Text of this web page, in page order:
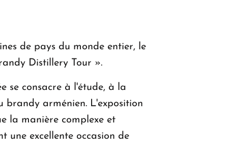
premier hôtel Hyatt Regency
ouvrira ses portes à Dilijan
de pays du monde entier, le
Distillery Tour ».
se consacre à l'étude, à la
arménien. L'exposition
la manière complexe et
une excellente occasion de